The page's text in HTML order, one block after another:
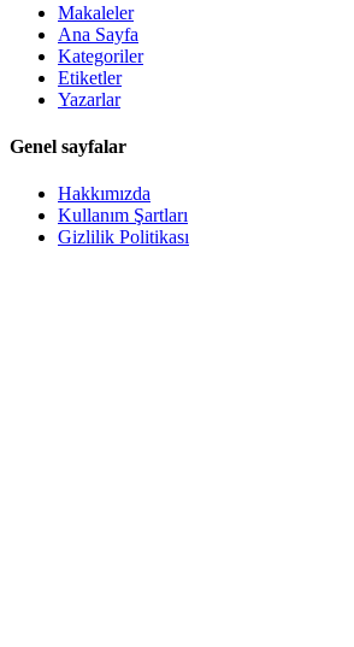
Makaleler
Ana Sayfa
Kategoriler
Etiketler
Yazarlar
Genel sayfalar
Hakkımızda
Kullanım Şartları
Gizlilik Politikası